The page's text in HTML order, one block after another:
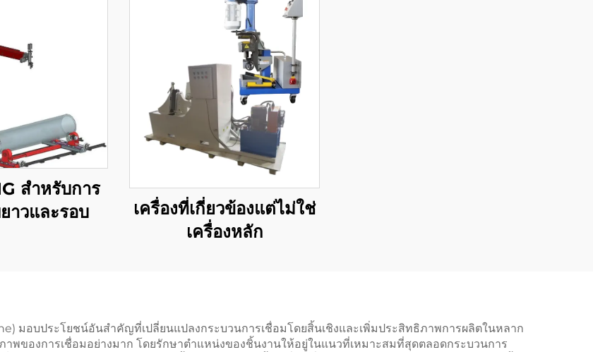
สําหรับการ
าวและรอบ
เครื่องที่เกี่ยวข้องแต่ไม่ใช่
เครื่องหลัก
มอบประโยชน์อันสำคัญที่เปลี่ยนแปลงกระบวนการเชื่อมโดยสิ้นเชิงและเพิ่มประสิทธิภาพการผลิตในหลาก
พของการเชื่อมอย่างมาก โดยรักษาตำแหน่งของชิ้นงานให้อยู่ในแนวที่เหมาะสมที่สุดตลอดกระบวนการ